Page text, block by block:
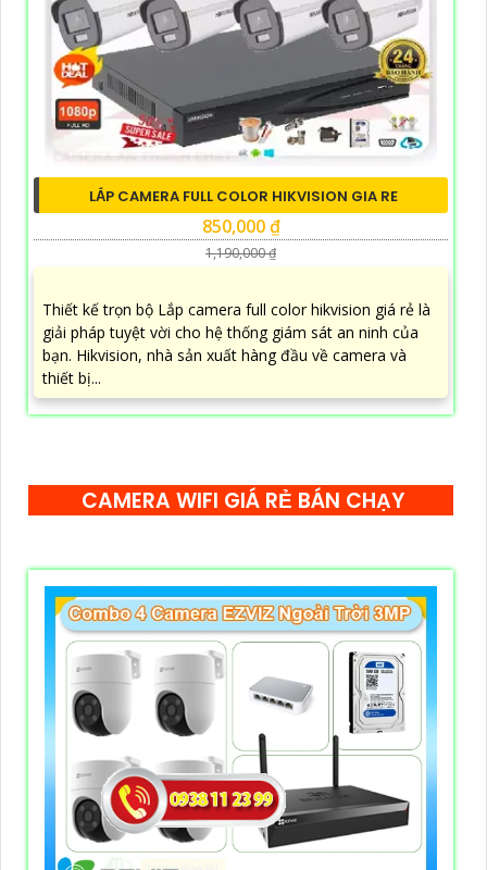
LẮP CAMERA FULL COLOR HIKVISION GIA RE
850,000 ₫
1,190,000 ₫
Thiết kế trọn bộ Lắp camera full color hikvision giá rẻ là
giải pháp tuyệt vời cho hệ thống giám sát an ninh của
bạn. Hikvision, nhà sản xuất hàng đầu về camera và
thiết bị...
CAMERA WIFI GIÁ RẺ BÁN CHẠY